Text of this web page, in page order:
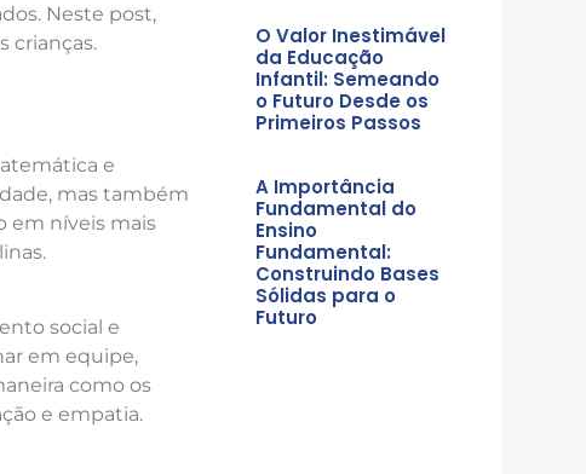
Neste post,
crianças.
e
mas também
em níveis mais
social e
em equipe,
como os
e empatia.
O Valor Inestimável
da Educação
Infantil: Semeando
o Futuro Desde os
Primeiros Passos
A Importância
Fundamental do
Ensino
Fundamental:
Construindo Bases
Sólidas para o
Futuro